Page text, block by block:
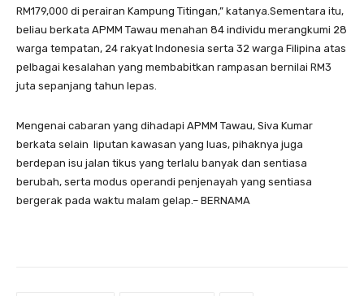
RM179,000 di perairan Kampung Titingan,” katanya.Sementara itu,
beliau berkata APMM Tawau menahan 84 individu merangkumi 28
warga tempatan, 24 rakyat Indonesia serta 32 warga Filipina atas
pelbagai kesalahan yang membabitkan rampasan bernilai RM3
juta sepanjang tahun lepas.
Mengenai cabaran yang dihadapi APMM Tawau, Siva Kumar
berkata selain liputan kawasan yang luas, pihaknya juga
berdepan isu jalan tikus yang terlalu banyak dan sentiasa
berubah, serta modus operandi penjenayah yang sentiasa
bergerak pada waktu malam gelap.– BERNAMA